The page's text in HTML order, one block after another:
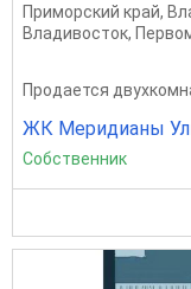
Приморский край,
Владивосток,
Продается
ЖК Меридианы
Собственник